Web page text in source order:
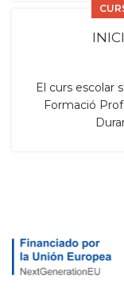
El curs escolar
Formació